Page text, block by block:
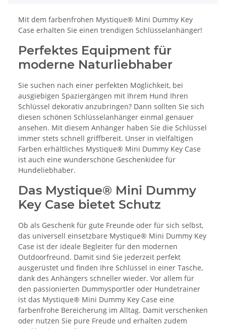
Mit dem farbenfrohen Mystique® Mini Dummy Key
Case erhalten Sie einen trendigen Schlüsselanhänger!
Perfektes Equipment für
moderne Naturliebhaber
Sie suchen nach einer perfekten Möglichkeit, bei
ausgiebigen Spaziergängen mit Ihrem Hund Ihren
Schlüssel dekorativ anzubringen? Dann sollten Sie sich
diesen schönen Schlüsselanhänger einmal genauer
ansehen. Mit diesem Anhänger haben Sie die Schlüssel
immer stets schnell griffbereit. Unser in vielfältigen
Farben erhältliches Mystique® Mini Dummy Key Case
ist auch eine wunderschöne Geschenkidee für
Hundeliebhaber.
Das Mystique® Mini Dummy
Key Case bietet Schutz
Ob als Geschenk für gute Freunde oder für sich selbst,
das universell einsetzbare Mystique® Mini Dummy Key
Case ist der ideale Begleiter für den modernen
Outdoorfreund. Damit sind Sie jederzeit perfekt
ausgerüstet und finden Ihre Schlüssel in einer Tasche,
dank des Anhängers schneller wieder. Vor allem für
den passionierten Dummysportler oder Hundetrainer
ist das Mystique® Mini Dummy Key Case eine
farbenfrohe Bereicherung im Alltag. Damit verschenken
oder nutzen Sie pure Freude und erhalten zudem